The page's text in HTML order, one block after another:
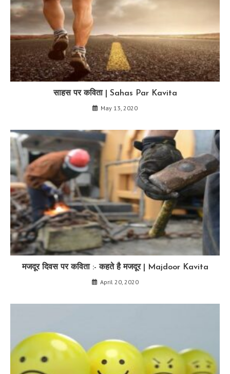
साहस पर कविता | Sahas Par Kavita
May 13, 2020
मजदूर दिवस पर कविता :- कहते है मजदूर | Majdoor Kavita
April 20, 2020